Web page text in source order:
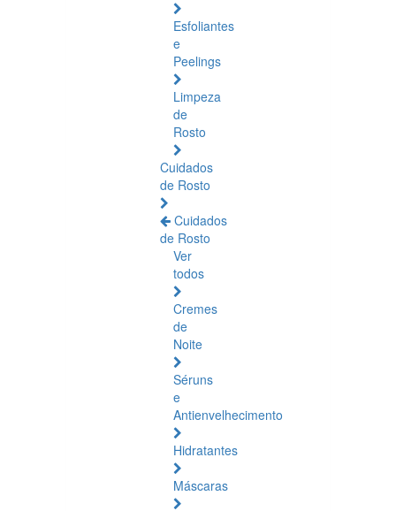
Esfoliantes
e
Peelings
Limpeza
de
Rosto
Cuidados
de Rosto
Cuidados
de Rosto
Ver
todos
Cremes
de
Noite
Séruns
e
Antienvelhecimento
Hidratantes
Máscaras